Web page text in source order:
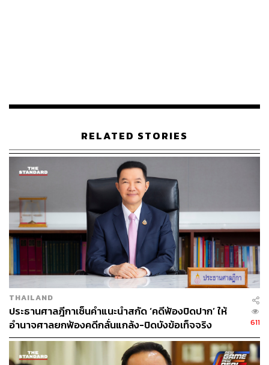
ประกอบแบบหรือไม่ แล้วจึงนำเสนอที่ประชุมคณะกรรมการ
ทุกครั้ง สำหรับการตรวจสอบคุณภาพงาน ผู้รับจ้างจะต้องจัด
ทำเอกสารขออนุมัติทำงาน (request) เพื่อให้ผู้ควบคุมงาน
ตรวจสอบอีกครั้งและมีการส่งวัสดุไปทดสอบคุณสมบัติกับ
ทางสถาบันที่ได้รับการยอมรับและอนุมัติจากทางคณะ
กรรมการตรวจรับพัสดุแล้ว เช่น ในโครงการแรกเหล็กเสริม
คอนกรีตส่งไปตรวจสอบที่คณะวิศวกรรมศาสตร์
มหาวิทยาลัยสงขลานครินทร์ หาดใหญ่ และเก็บตัวอย่าง
คอนกรีตที่ใช้ไปทดสอบ
ที่หน่วยงานโยธาธิการและผังเมืองจังหวัดสงขลาทุกครั้ง
โครงการที่สองเหล็กเสริมคอนกรีตส่งไปตรวจสอบ ที่หน่วย
งานโยธาธิการและผังเมืองจังหวัดปทุมธานีทุกครั้งเช่นกัน ผล
การตรวจสอบปรากฏว่าเหล็กเส้นทุกขนาดและคอนกรีตที่นำ
เข้ามาใช้ในโครงการก่อสร้างทั้งสองแห่งได้รับมาตรฐาน
อุตสาหกรรมและผ่านการทดสอบคุณสมบัติจากหน่วยงานดัง
กล่าวข้างต้นทั้งหมด
RELATED STORIES
THAILAND
ประธานศาลฎีกาเซ็นคำแนะนำสกัด ‘คดีฟ้องปิดปาก’ ให้
อำนาจศาลยกฟ้องคดีกลั่นแกล้ง-ปิดบังข้อเท็จจริง
611